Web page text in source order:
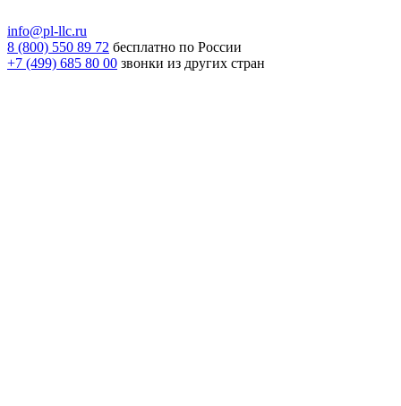
info@pl-llc.ru
8 (800) 550 89 72 бесплатно по России
+7 (499) 685 80 00 звонки из других стран